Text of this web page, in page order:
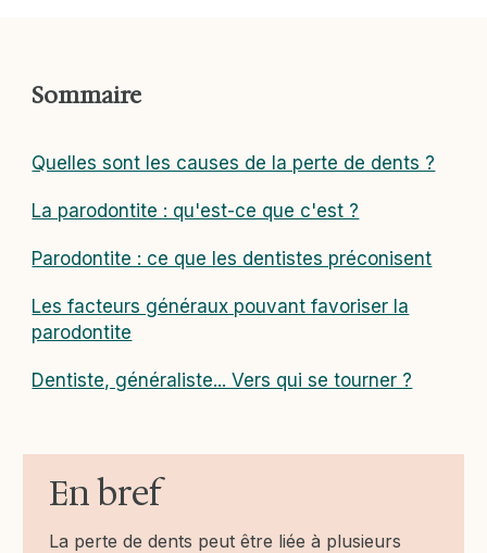
En bref
La perte de dents peut être liée à plusieurs
Sommaire
Quelles sont les causes de la perte de dents ?
La parodontite : qu'est-ce que c'est ?
Parodontite : ce que les dentistes préconisent
Les facteurs généraux pouvant favoriser la
parodontite
Dentiste, généraliste... Vers qui se tourner ?